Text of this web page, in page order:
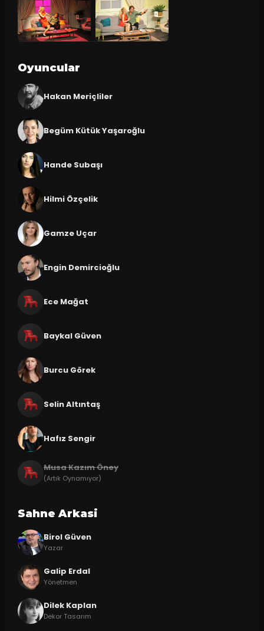
Oyuncular
Hakan Meriçliler
Begüm Kütük Yaşaroğlu
Hande Subaşı
Hilmi Özçelik
Gamze Uçar
Engin Demircioğlu
Ece Mağat
Baykal Güven
Burcu Görek
Selin Altıntaş
Hafız Sengir
Musa Kazım Öney
(Artık Oynamıyor)
Sahne Arkasi
Birol Güven
Yazar
Galip Erdal
Yönetmen
Dilek Kaplan
Dekor Tasarım